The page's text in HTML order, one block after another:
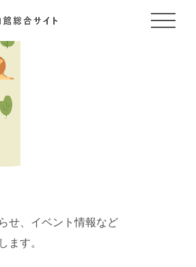
せ、イベント情報など
ます。